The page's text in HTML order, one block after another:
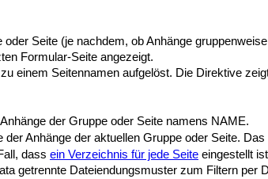
Seite (je nachdem, ob Anhänge
Formular-Seite angezeigt.
einem Seitennamen aufgelöst. Die Direktive
der Gruppe oder Seite namens NAME.
der Anhänge der aktuellen Gruppe oder Seite.
dass ein Verzeichnis für jede Seite eingestellt
getrennte Dateiendungsmuster zum Filtern per